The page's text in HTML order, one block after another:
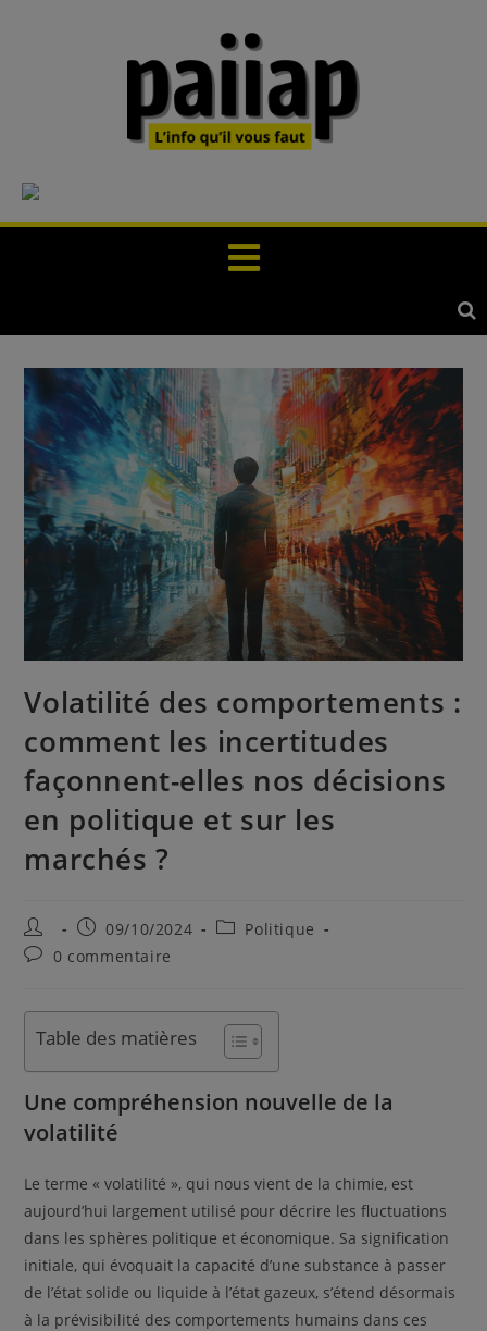
Volatilité des comportements :
comment les incertitudes
façonnent-elles nos décisions
en politique et sur les
marchés ?
09/10/2024
Politique
0 commentaire
Table des matières
Une compréhension nouvelle de la
volatilité
Le terme « volatilité », qui nous vient de la chimie, est
aujourd’hui largement utilisé pour décrire les fluctuations
dans les sphères politique et économique. Sa signification
initiale, qui évoquait la capacité d’une substance à passer
de l’état solide ou liquide à l’état gazeux, s’étend désormais
à la prévisibilité des comportements humains dans ces